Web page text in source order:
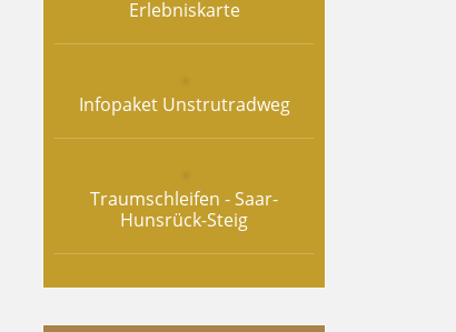
Erlebniskarte
Infopaket Unstrutradweg
Traumschleifen - Saar-
Hunsrück-Steig